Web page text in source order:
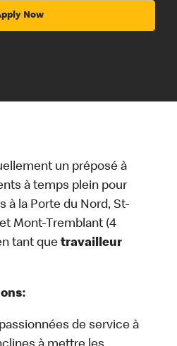
Now
un préposé à
à temps plein pour
à la Porte du Nord, St-
Mont-Tremblant (4
tant que travailleur
de service à